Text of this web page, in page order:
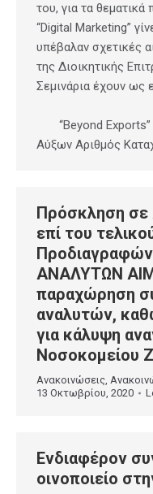
του, για τα θεματικά
“Digital Marketing”
υπέβαλαν σχετικές
της Διοικητικής
Σεμινάρια έχουν ως
Αύξων Αριθμός
Πρόσκληση σε
επί του
ΑΝΑΛΥΤΩΝ
παραχώρηση
αναλυτών,
για κάλυψη
Νοσοκομείου
Ανακοινώσεις,
13 Οκτωβρίου, 2020
Ενδιαφέρον
οινοποιείο